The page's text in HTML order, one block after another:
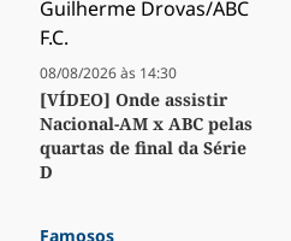
08/08/2026 às 14:30
[VÍDEO] Onde assistir
Nacional-AM x ABC pelas
quartas de final da Série
D
Famosos